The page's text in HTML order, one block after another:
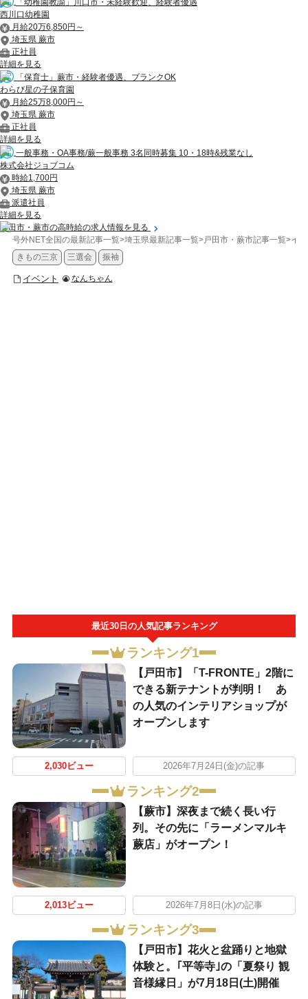
西川口幼稚園
月給20万6,850円～
埼玉県 蕨市
正社員
詳細を見る
「保育士」蕨市・経験者優遇、ブランクOK
わらび星の子保育園
月給25万8,000円～
埼玉県 蕨市
正社員
詳細を見る
一般事務・OA事務/蕨一般事務 3名同時募集 10・18時&残業なし
株式会社ジョブコム
時給1,700円
埼玉県 蕨市
派遣社員
詳細を見る
戸田市・蕨市の高時給の求人情報を見る
号外NET全国の最新記事一覧>埼玉県最新記事一覧>戸田市・蕨市記事一覧>イ
きもの三京
三選会 振袖
イベント なんちゃん
最近30日の人気記事ランキング
ランキング1
【戸田市】「T-FRONTE」2階に
できる新テナントが判明！ あ
の人気のインテリアショップが
オープンします
2,030ビュー 2026年7月24日(金)の記事
ランキング2
【蕨市】深夜まで続く長い行
列。その先に「ラーメンマルキ
蕨店」がオープン！
2,013ビュー 2026年7月8日(水)の記事
ランキング3
【戸田市】花火と盆踊りと地獄
体験と。｢平等寺｣の「夏祭り 観
音様縁日」が7月18日(土)開催